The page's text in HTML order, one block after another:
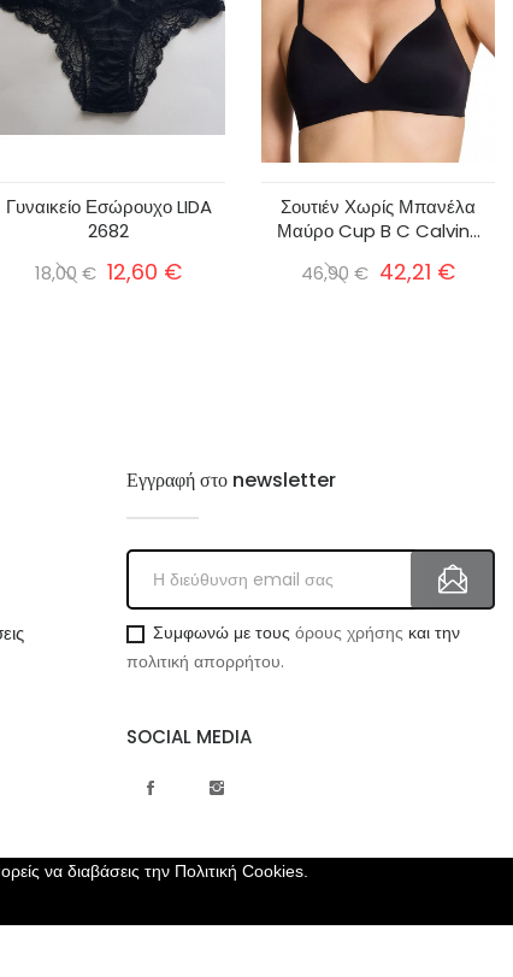
Γυναικείο Εσώρουχο LIDA
2682
18,00 € 12,60 €
Σουτιέν Χωρίς Μπανέλα
Μαύρο Cup B C Calvin...
46,90 € 42,21 €
Εγγραφή στο newsletter
Συμφωνώ με τους όρους χρήσηςκαι την
πολιτική απορρήτου.
SOCIAL MEDIA
να διαβάσεις την Πολιτική Cookies.